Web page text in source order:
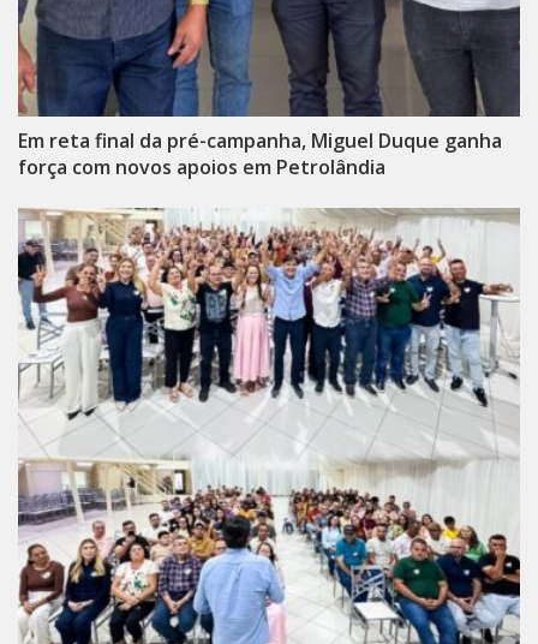
Em reta final da pré-campanha, Miguel Duque ganha
força com novos apoios em Petrolândia